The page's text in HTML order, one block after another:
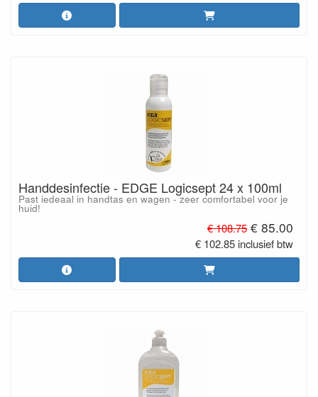
Handdesinfectie - EDGE Logicsept 24 x 100ml
Past iedeaal in handtas en wagen - zeer comfortabel voor je
huid!
€ 108.75 € 85.00
€ 102.85 inclusief btw